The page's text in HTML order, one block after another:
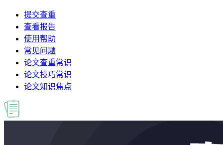
提交查重
查看报告
使用帮助
常见问题
论文查重常识
论文技巧常识
论文知识焦点